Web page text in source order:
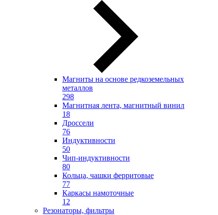
Магниты на основе редкоземельных
металлов
298
Магнитная лента, магнитный винил
18
Дроссели
76
Индуктивности
50
Чип-индуктивности
80
Кольца, чашки ферритовые
77
Каркасы намоточные
12
Резонаторы, фильтры